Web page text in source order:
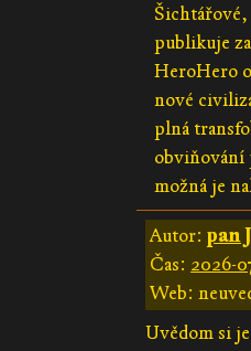
Šichtářové,
publikuje
HeroHero
nové
plná
obviňování
možná je
Autor:pan
Čas: 2026-
Web:
Uvědom si